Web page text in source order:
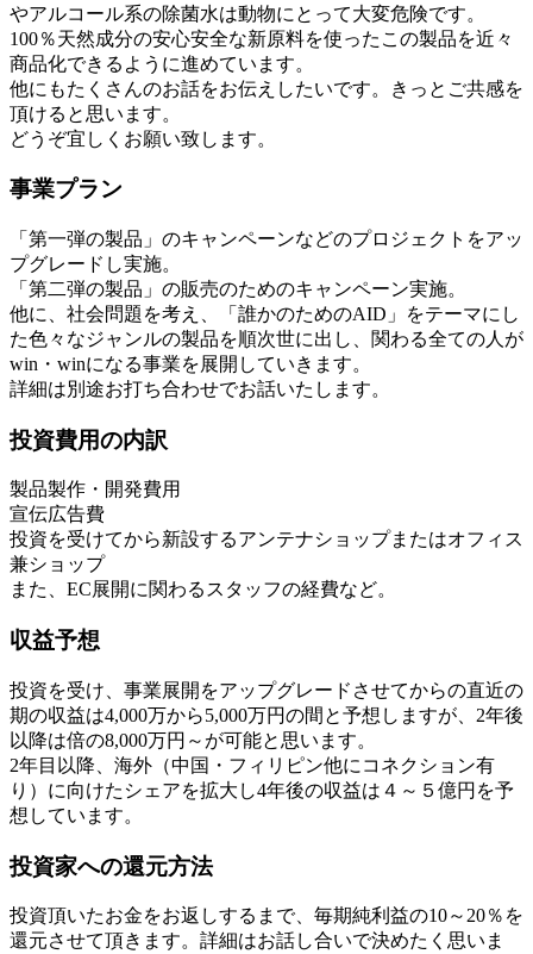
やアルコール系の除菌水は動物にとって大変危険です。
100％天然成分の安心安全な新原料を使ったこの製品を近々
商品化できるように進めています。
他にもたくさんのお話をお伝えしたいです。きっとご共感を
頂けると思います。
どうぞ宜しくお願い致します。
事業プラン
「第一弾の製品」のキャンペーンなどのプロジェクトをアッ
プグレードし実施。
「第二弾の製品」の販売のためのキャンペーン実施。
他に、社会問題を考え、「誰かのためのAID」をテーマにし
た色々なジャンルの製品を順次世に出し、関わる全ての人が
win・winになる事業を展開していきます。
詳細は別途お打ち合わせでお話いたします。
投資費用の内訳
製品製作・開発費用
宣伝広告費
投資を受けてから新設するアンテナショップまたはオフィス
兼ショップ
また、EC展開に関わるスタッフの経費など。
収益予想
投資を受け、事業展開をアップグレードさせてからの直近の
期の収益は4,000万から5,000万円の間と予想しますが、2年後
以降は倍の8,000万円～が可能と思います。
2年目以降、海外（中国・フィリピン他にコネクション有
り）に向けたシェアを拡大し4年後の収益は４～５億円を予
想しています。
投資家への還元方法
投資頂いたお金をお返しするまで、毎期純利益の10～20％を
還元させて頂きます。詳細はお話し合いで決めたく思いま